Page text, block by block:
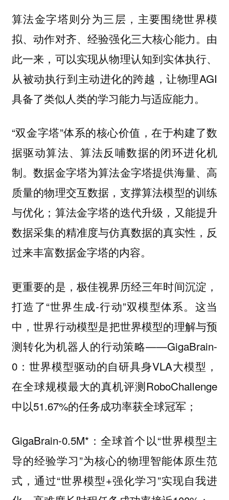
算法金字塔则分为三层，主要围绕世界模
拟、动作对齐、经验强化三大核心能力。由
此一来，可以实现从物理认知到实体执行、
从被动执行到主动进化的跨越，让物理AGI
具备了类似人类的学习能力与适应能力。
“双金字塔”体系的核心价值，在于构建了数
据驱动算法、算法反哺数据的闭环进化机
制。数据金字塔为算法金字塔提供海量、高
质量的物理交互数据，支撑算法模型的训练
与优化；算法金字塔的迭代升级，又能提升
数据采集的精准度与仿真数据的真实性，反
过来丰富数据金字塔的内容。
更重要的是，极佳视界历经三年时间沉淀，
打造了“世界生成-行动”双模型体系。这当
中，世界行动模型是把世界模型的理解与预
测转化为机器人的行动策略——GigaBrain-
0：世界模型驱动的自研具身VLA大模型，
在全球规模最大的真机评测RoboChallenge
中以51.67%的任务成功率获全球冠军；
GigaBrain-0.5M*：全球首个以“世界模型主
导的经验学习”为核心的物理智能体原生范
式，通过“世界模型+强化学习”实现自我进